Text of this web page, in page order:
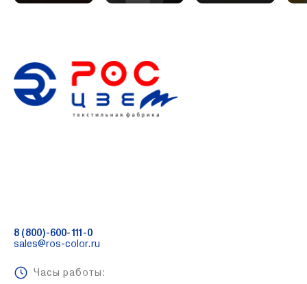
8 (800)-600-111-0
sales@ros-color.ru
Часы работы: